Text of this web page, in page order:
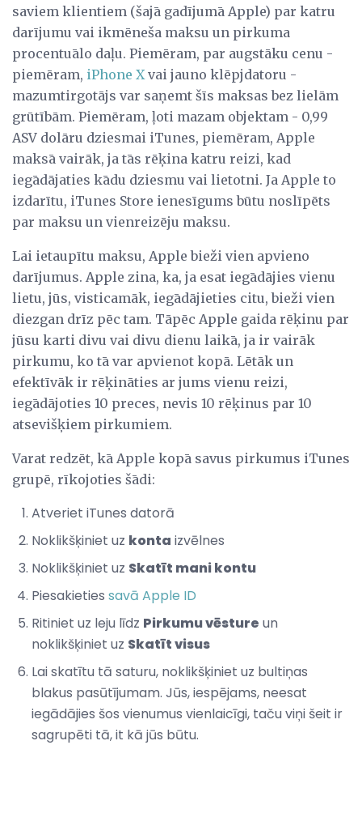
saviem klientiem (šajā gadījumā Apple) par katru
darījumu vai ikmēneša maksu un pirkuma
procentuālo daļu. Piemēram, par augstāku cenu -
piemēram, iPhone Xvai jauno klēpjdatoru -
mazumtirgotājs var saņemt šīs maksas bez lielām
grūtībām. Piemēram, ļoti mazam objektam - 0,99
ASV dolāru dziesmai iTunes, piemēram, Apple
maksā vairāk, ja tās rēķina katru reizi, kad
iegādājaties kādu dziesmu vai lietotni. Ja Apple to
izdarītu, iTunes Store ienesīgums būtu noslīpēts
par maksu un vienreizēju maksu.
Lai ietaupītu maksu, Apple bieži vien apvieno
darījumus. Apple zina, ka, ja esat iegādājies vienu
lietu, jūs, visticamāk, iegādājieties citu, bieži vien
diezgan drīz pēc tam. Tāpēc Apple gaida rēķinu par
jūsu karti divu vai divu dienu laikā, ja ir vairāk
pirkumu, ko tā var apvienot kopā. Lētāk un
efektīvāk ir rēķināties ar jums vienu reizi,
iegādājoties 10 preces, nevis 10 rēķinus par 10
atsevišķiem pirkumiem.
Varat redzēt, kā Apple kopā savus pirkumus iTunes
grupē, rīkojoties šādi:
Atveriet iTunes datorā
Noklikšķiniet uz konta izvēlnes
Noklikšķiniet uz Skatīt mani kontu
Piesakieties savā Apple ID
Ritiniet uz leju līdz Pirkumu vēsture un
noklikšķiniet uz Skatīt visus
Lai skatītu tā saturu, noklikšķiniet uz bultiņas
blakus pasūtījumam. Jūs, iespējams, neesat
iegādājies šos vienumus vienlaicīgi, taču viņi šeit ir
sagrupēti tā, it kā jūs būtu.